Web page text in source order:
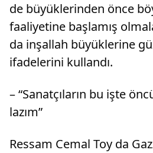
de büyüklerinden önce
faaliyetine başlamış
da inşallah büyüklerine
ifadelerini kullandı.
– “Sanatçıların bu işte
lazım”
Ressam Cemal Toy da